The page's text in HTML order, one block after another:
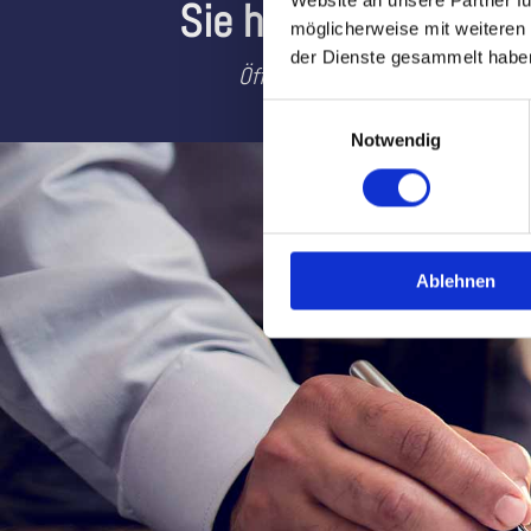
möglicherweise mit
der Dienste gesammelt
Notwendig
Ablehnen
Sie haben Fragen
Öffnungszeiten: Mo - Do: 8.00 -